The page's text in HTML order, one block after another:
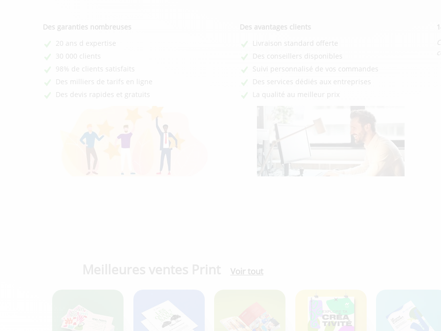
Des garanties nombreuses
20 ans d expertise
30 000 clients
98% de clients satisfaits
Des milliers de tarifs en ligne
Des devis rapides et gratuits
Des avantages clients
Livraison standard offerte
Des conseillers disponibles
Suivi personnalisé de vos commandes
Des services dédiés aux entreprises
La qualité au meilleur prix
Voir tout